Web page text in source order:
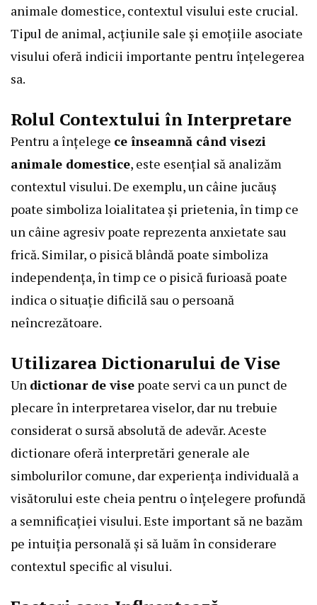
animale domestice, contextul visului este crucial.
Tipul de animal, acțiunile sale și emoțiile asociate
visului oferă indicii importante pentru înțelegerea
sa.
Rolul Contextului în Interpretare
Pentru a înțelege ce înseamnă când visezi
animale domestice, este esențial să analizăm
contextul visului. De exemplu, un câine jucăuș
poate simboliza loialitatea și prietenia, în timp ce
un câine agresiv poate reprezenta anxietate sau
frică. Similar, o pisică blândă poate simboliza
independența, în timp ce o pisică furioasă poate
indica o situație dificilă sau o persoană
neîncrezătoare.
Utilizarea Dictionarului de Vise
Un dictionar de vise poate servi ca un punct de
plecare în interpretarea viselor, dar nu trebuie
considerat o sursă absolută de adevăr. Aceste
dictionare oferă interpretări generale ale
simbolurilor comune, dar experiența individuală a
visătorului este cheia pentru o înțelegere profundă
a semnificației visului. Este important să ne bazăm
pe intuiția personală și să luăm în considerare
contextul specific al visului.